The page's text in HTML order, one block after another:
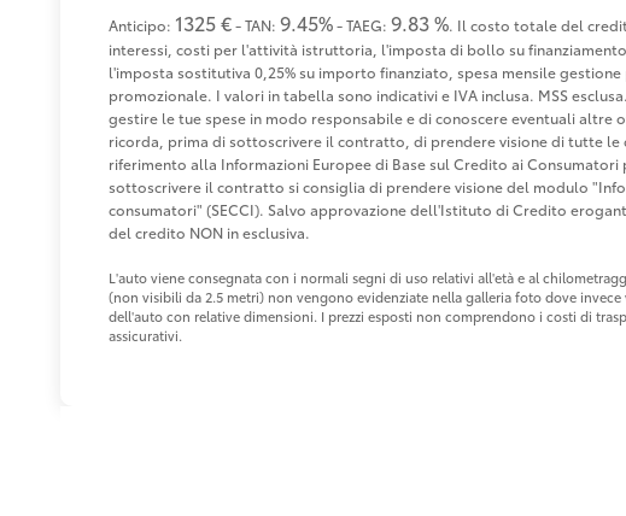
Anticipo: 1325 €- TAN: 9.45%- TAEG: 9.83 %. Il costo totale del
interessi, costi per l'attività istruttoria, l'imposta di bollo su
l'imposta sostitutiva 0,25% su importo finanziato, spesa mensile
promozionale. I valori in tabella sono indicativi e IVA inclusa. MSS
gestire le tue spese in modo responsabile e di conoscere eventuali
ricorda, prima di sottoscrivere il contratto, di prendere visione di tutte
riferimento alla Informazioni Europee di Base sul Credito ai
sottoscrivere il contratto si consiglia di prendere visione del modulo
consumatori" (SECCI). Salvo approvazione dell'Istituto di Credito
del credito NON in esclusiva.
L'auto viene consegnata con i normali segni di uso relativi all'età e al
(non visibili da 2.5 metri) non vengono evidenziate nella galleria foto dove
dell'auto con relative dimensioni. I prezzi esposti non comprendono i costi di
assicurativi.